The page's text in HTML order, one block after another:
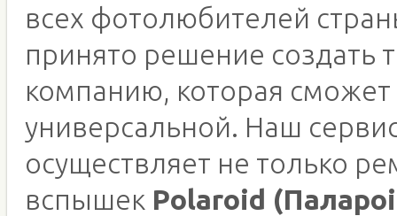
всех фотолюбителей
принято решение создать
компанию, которая
универсальной. Наш
осуществляет не только
вспышек Polaroid